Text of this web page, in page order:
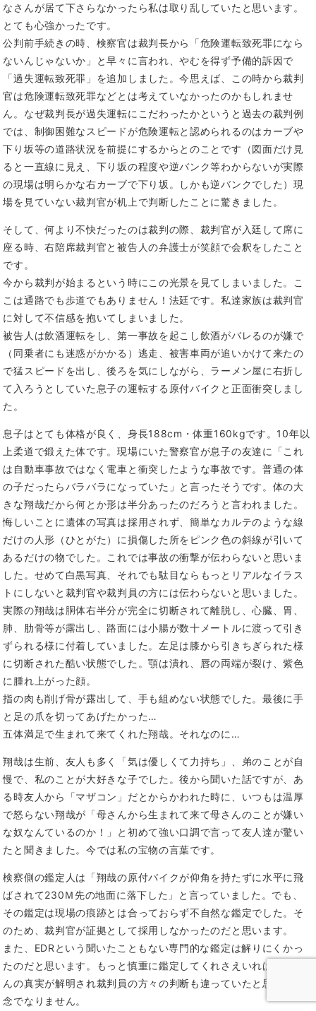
なさんが居て下さらなかったら私は取り乱していたと思います。
とても心強かったです。
公判前手続きの時、検察官は裁判長から「危険運転致死罪になら
ないんじゃないか」と早々に言われ、やむを得ず予備的訴因で
「過失運転致死罪」を追加しました。今思えば、この時から裁判
官は危険運転致死罪などとは考えていなかったのかもしれませ
ん。なぜ裁判長が過失運転にこだわったかというと過去の裁判例
では、制御困難なスピードが危険運転と認められるのはカーブや
下り坂等の道路状況を前提にするからとのことです（図面だけ見
ると一直線に見え、下り坂の程度や逆バンク等わからないが実際
の現場は明らかな右カーブで下り坂。しかも逆バンクでした）現
場を見ていない裁判官が机上で判断したことに驚きました。
そして、何より不快だったのは裁判の際、裁判官が入廷して席に
座る時、右陪席裁判官と被告人の弁護士が笑顔で会釈をしたこと
です。
今から裁判が始まるという時にこの光景を見てしまいました。こ
こは通路でも歩道でもありません！法廷です。私達家族は裁判官
に対して不信感を抱いてしまいました。
被告人は飲酒運転をし、第一事故を起こし飲酒がバレるのが嫌で
（同乗者にも迷惑がかかる）逃走、被害車両が追いかけて来たの
で猛スピードを出し、後ろを気にしながら、ラーメン屋に右折し
て入ろうとしていた息子の運転する原付バイクと正面衝突しまし
た。
息子はとても体格が良く、身長188cm・体重160kgです。10年以
上柔道で鍛えた体です。現場にいた警察官が息子の友達に「これ
は自動車事故ではなく電車と衝突したような事故です。普通の体
の子だったらバラバラになっていた」と言ったそうです。体の大
きな翔哉だから何とか形は半分あったのだろうと言われました。
悔しいことに遺体の写真は採用されず、簡単なカルテのような線
だけの人形（ひとがた）に損傷した所をピンク色の斜線が引いて
あるだけの物でした。これでは事故の衝撃が伝わらないと思いま
した。せめて白黒写真、それでも駄目ならもっとリアルなイラス
トにしないと裁判官や裁判員の方には伝わらないと思いました。
実際の翔哉は胴体右半分が完全に切断されて離脱し、心臓、胃、
肺、肋骨等が露出し、路面には小腸が数十メートルに渡って引き
ずられる様に付着していました。左足は膝から引きちぎられた様
に切断された酷い状態でした。顎は潰れ、唇の両端が裂け、紫色
に腫れ上がった顔。
指の肉も削げ骨が露出して、手も組めない状態でした。最後に手
と足の爪を切ってあげたかった…
五体満足で生まれて来てくれた翔哉。それなのに…
翔哉は生前、友人も多く「気は優しくて力持ち」、弟のことが自
慢で、私のことが大好きな子でした。後から聞いた話ですが、あ
る時友人から「マザコン」だとからかわれた時に、いつもは温厚
で怒らない翔哉が「母さんから生まれて来て母さんのことが嫌い
な奴なんているのか！」と初めて強い口調で言って友人達が驚い
たと聞きました。今では私の宝物の言葉です。
検察側の鑑定人は「翔哉の原付バイクが仰角を持たずに水平に飛
ばされて230Ｍ先の地面に落下した」と言っていました。でも、
その鑑定は現場の痕跡とは合っておらず不自然な鑑定でした。そ
のため、裁判官が証拠として採用しなかったのだと思います。
また、EDRという聞いたこともない専門的な鑑定は解りにくかっ
たのだと思います。もっと慎重に鑑定してくれさえいればたくさ
んの真実が解明され裁判員の方々の判断も違っていたと思うと残
念でなりません。